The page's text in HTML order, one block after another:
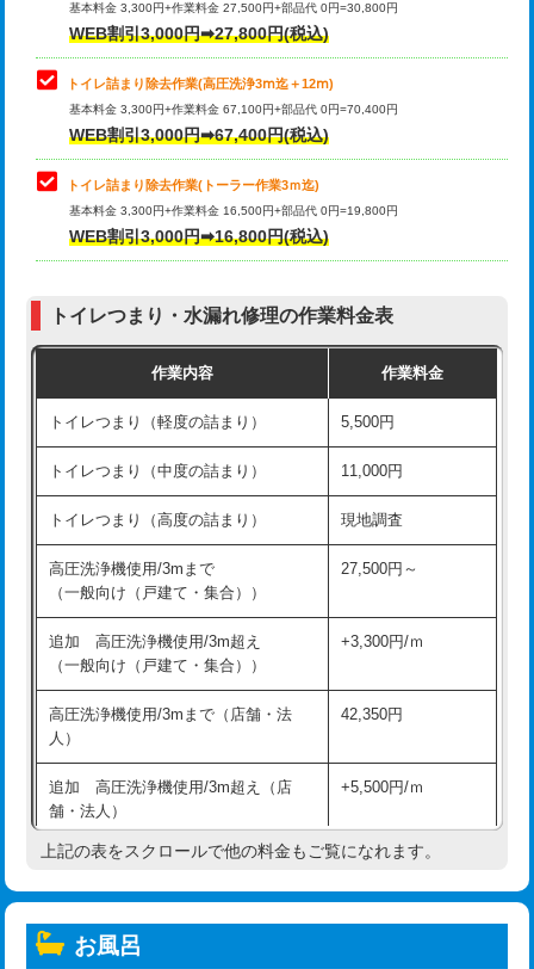
基本料金 3,300円+作業料金 27,500円+部品代 0円=30,800円
WEB割引3,000円➡27,800円(税込)
トイレ詰まり除去作業(高圧洗浄3ⅿ迄＋12ⅿ)
基本料金 3,300円+作業料金 67,100円+部品代 0円=70,400円
WEB割引3,000円➡67,400円(税込)
トイレ詰まり除去作業(トーラー作業3ｍ迄)
基本料金 3,300円+作業料金 16,500円+部品代 0円=19,800円
WEB割引3,000円➡16,800円(税込)
トイレつまり・水漏れ修理の作業料金表
作業内容 作業料金
トイレつまり（軽度の詰まり） 5,500円
トイレつまり（中度の詰まり） 11,000円
トイレつまり（高度の詰まり） 現地調査
高圧洗浄機使用/3mまで
（一般向け（戸建て・集合））
27,500円～
追加 高圧洗浄機使用/3m超え
（一般向け（戸建て・集合））
+3,300円/ｍ
高圧洗浄機使用/3mまで（店舗・法
人）
42,350円
追加 高圧洗浄機使用/3m超え（店
舗・法人）
+5,500円/ｍ
高度高圧洗浄換 現地調査
トーラー機使用/3mまで
上記の表をスクロールで他の料金もご覧になれます。
お風呂